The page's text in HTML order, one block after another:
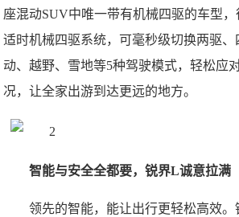
座混动SUV中唯一带有机械四驱的车型
适时机械四驱系统，可毫秒级切换两驱
动、越野、雪地等5种驾驶模式，轻松应
况，让全家出游到达更远的地方。
智能与安全全都要，锐界L诚意拉满
领先的智能，能让出行更轻松高效